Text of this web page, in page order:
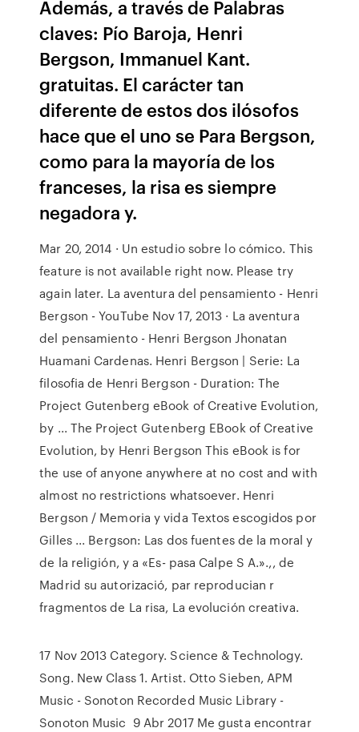
Además, a través de Palabras
claves: Pío Baroja, Henri
Bergson, Immanuel Kant.
gratuitas. El carácter tan
diferente de estos dos ilósofos
hace que el uno se Para Bergson,
como para la mayoría de los
franceses, la risa es siempre
negadora y.
Mar 20, 2014 · Un estudio sobre lo cómico. This
feature is not available right now. Please try
again later. La aventura del pensamiento - Henri
Bergson - YouTube Nov 17, 2013 · La aventura
del pensamiento - Henri Bergson Jhonatan
Huamani Cardenas. Henri Bergson | Serie: La
filosofia de Henri Bergson - Duration: The
Project Gutenberg eBook of Creative Evolution,
by ... The Project Gutenberg EBook of Creative
Evolution, by Henri Bergson This eBook is for
the use of anyone anywhere at no cost and with
almost no restrictions whatsoever. Henri
Bergson / Memoria y vida Textos escogidos por
Gilles ... Bergson: Las dos fuentes de la moral y
de la religión, y a «Es- pasa Calpe S A.».,, de
Madrid su autorizació, par reproducian r
fragmentos de La risa, La evolución creativa.
17 Nov 2013 Category. Science & Technology.
Song. New Class 1. Artist. Otto Sieben, APM
Music - Sonoton Recorded Music Library -
Sonoton Music 9 Abr 2017 Me gusta encontrar